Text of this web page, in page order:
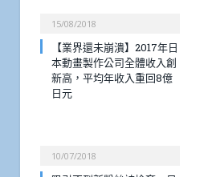
15/08/2018
【業界還未崩潰】2017年日
本動畫製作公司全體收入創
新高，平均年收入重回8億
日元
10/07/2018